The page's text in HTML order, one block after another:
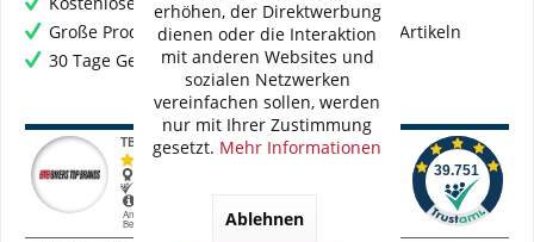
Große Produktauswahl mit mehr als 80.000 Artikeln
30 Tage Geld-Zurück-Garantie
erhöhen, der Direktwerbung
dienen oder die Interaktion
mit anderen Websites und
sozialen Netzwerken
vereinfachen sollen, werden
nur mit Ihrer Zustimmung
gesetzt. Mehr Informationen
Ablehnen